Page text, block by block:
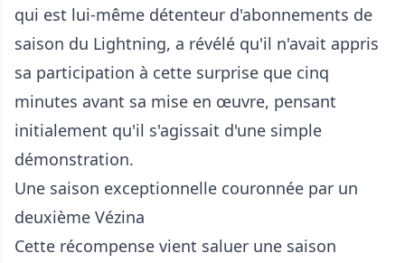
qui est lui-même détenteur d'abonnements de
saison du Lightning, a révélé qu'il n'avait appris
sa participation à cette surprise que cinq
minutes avant sa mise en œuvre, pensant
initialement qu'il s'agissait d'une simple
démonstration.
Une saison exceptionnelle couronnée par un
deuxième Vézina
Cette récompense vient saluer une saison